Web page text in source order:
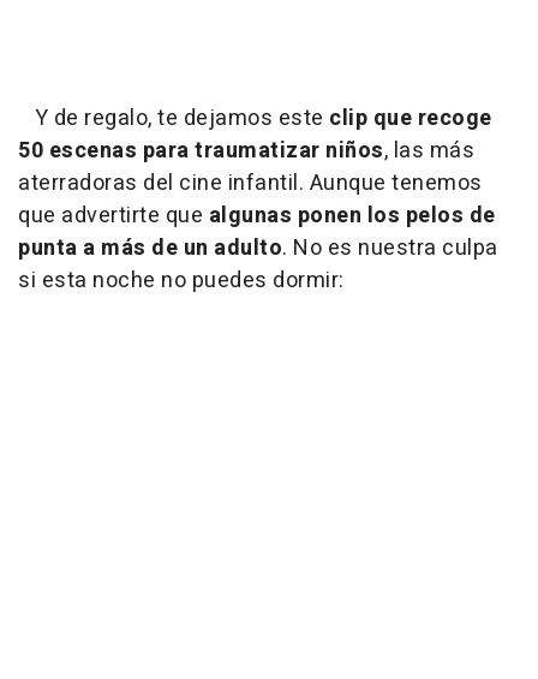
Y de regalo, te dejamos este clip que recoge
50 escenas para traumatizar niños, las más
aterradoras del cine infantil. Aunque tenemos
que advertirte que algunas ponen los pelos de
punta a más de un adulto. No es nuestra culpa
si esta noche no puedes dormir: